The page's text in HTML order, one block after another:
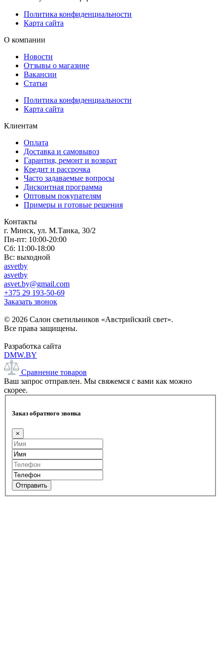
Политика конфиденциальности
Карта сайта
О компании
Новости
Отзывы о магазине
Вакансии
Статьи
Политика конфиденциальности
Карта сайта
Клиентам
Оплата
Доставка и самовывоз
Гарантия, ремонт и возврат
Кредит и рассрочка
Часто задаваемые вопросы
Дисконтная программа
Оптовым покупателям
Примеры и готовые решения
Контакты
г. Минск, ул. М.Танка, 30/2
Пн-пт: 10:00-20:00
Сб: 11:00-18:00
Вс: выходной
asvetby
asvetby
asvet.by@gmail.com
+375 29 193-50-69
Заказать звонок
© 2026 Салон светильников «Австрийский свет».
Все права защищены.
Разработка сайта
DMW.BY
Сравнение товаров
Ваш запрос отправлен. Мы свяжемся с вами как можно
скорее.
Заказ обратного звонка
×
Отправить